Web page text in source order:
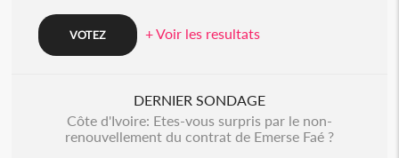
+ Voir les resultats
DERNIER SONDAGE
Côte d'Ivoire: Etes-vous surpris par le non-
renouvellement du contrat de Emerse Faé ?